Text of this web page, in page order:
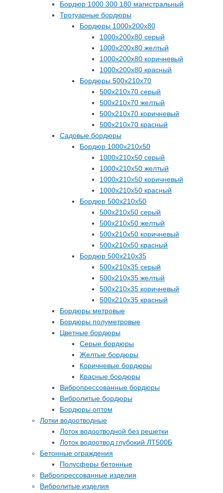
Бордюр 1000 300 180 магистральный
Тротуарные бордюры
Бордюры 1000х200х80
1000х200х80 серый
1000х200х80 желтый
1000х200х80 коричневый
1000х200х80 красный
Бордюры 500х210х70
500х210х70 серый
500х210х70 желтый
500х210х70 коричневый
500х210х70 красный
Садовые бордюры
Бордюр 1000х210х50
1000х210х50 серый
1000х210х50 желтый
1000х210х50 коричневый
1000х210х50 красный
Бордюр 500х210х50
500х210х50 серый
500х210х50 желтый
500х210х50 коричневый
500х210х50 красный
Бордюр 500х210х35
500х210х35 серый
500х210х35 желтый
500х210х35 коричневый
500х210х35 красный
Бордюры метровые
Бордюры полуметровые
Цветные бордюры
Серые бордюры
Желтые бордюры
Коричневые бордюры
Красные бордюры
Вибропрессованные бордюры
Вибролитые бордюры
Бордюры оптом
Лотки водоотводные
Лоток водоотводной без решетки
Лоток водоотвод глубокий ЛТ500Б
Бетонные ограждения
Полусферы бетонные
Вибропрессованные изделия
Вибролитые изделия